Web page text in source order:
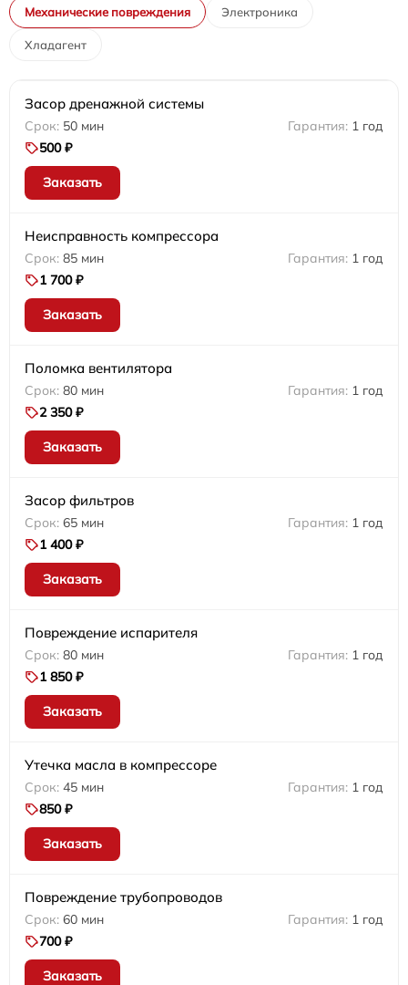
Механические повреждения Электроника
Хладагент
Засор дренажной системы
50 мин
1 год
500 ₽
Заказать
Неисправность компрессора
85 мин
1 год
1 700 ₽
Заказать
Поломка вентилятора
80 мин
1 год
2 350 ₽
Заказать
Засор фильтров
65 мин
1 год
1 400 ₽
Заказать
Повреждение испарителя
80 мин
1 год
1 850 ₽
Заказать
Утечка масла в компрессоре
45 мин
1 год
850 ₽
Заказать
Повреждение трубопроводов
60 мин
1 год
700 ₽
Заказать